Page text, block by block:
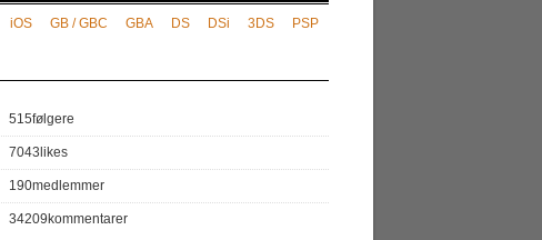
iOS GB / GBC GBA DS DSi 3DS PSP
515følgere
7043 likes
190medlemmer
34209 kommentarer